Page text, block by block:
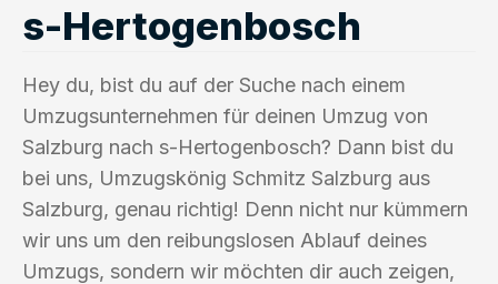
s-Hertogenbosch
Hey du, bist du auf der Suche nach einem
Umzugsunternehmen für deinen Umzug von
Salzburg nach s-Hertogenbosch? Dann bist du
bei uns, Umzugskönig Schmitz Salzburg aus
Salzburg, genau richtig! Denn nicht nur kümmern
wir uns um den reibungslosen Ablauf deines
Umzugs, sondern wir möchten dir auch zeigen,